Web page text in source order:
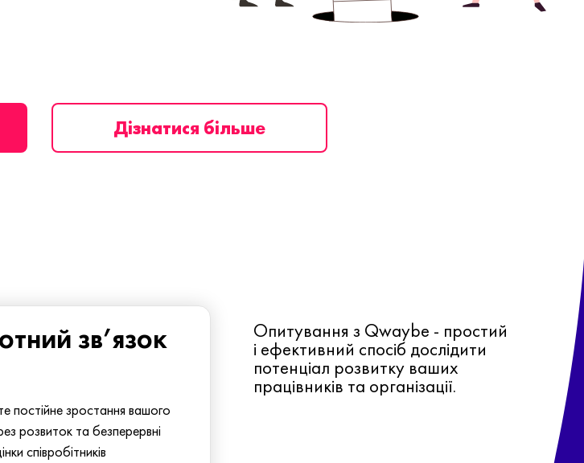
Дізнатися більше
зв’язок
постійне зростання вашого
розвиток та безперервні
співробітників
Опитування з Qwaybe - простий
і ефективний спосіб дослідити
потенціал розвитку ваших
працівників та організації.